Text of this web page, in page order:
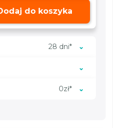
do koszyka
28 dni*
0zł*